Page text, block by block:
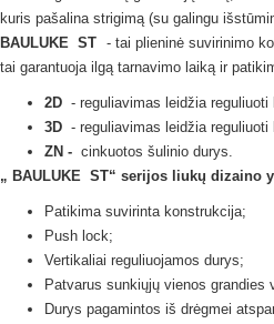
kuris pašalina strigimą (su galingu
BAULUKE ST - tai plieninė suvirinimo
tai garantuoja ilgą tarnavimo laiką ir
2D - reguliavimas leidžia
3D - reguliavimas leidžia
ZN - cinkuotos šulinio durys.
„ BAULUKE ST“ serijos liukų dizaino
Patikima suvirinta konstrukcija;
Push lock;
Vertikaliai reguliuojamos durys;
Patvarus sunkiųjų vienos grandies
Durys pagamintos iš drėgmei